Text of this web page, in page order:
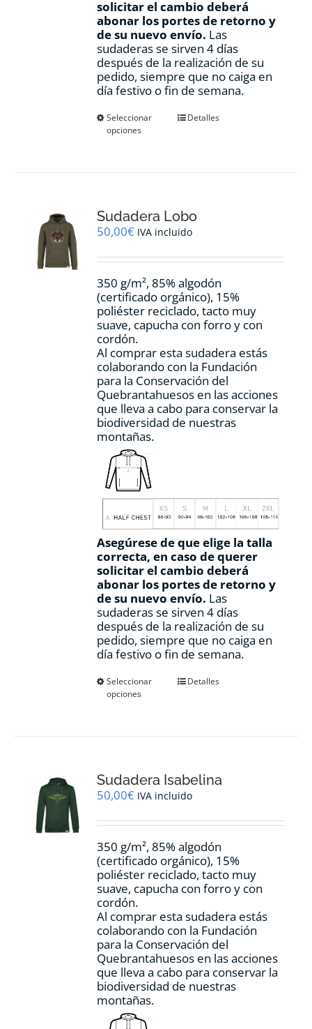
solicitar el cambio deberá
abonar los portes de retorno y
de su nuevo envío. Las
sudaderas se sirven 4 días
después de la realización de su
pedido, siempre que no caiga en
día festivo o fin de semana.
Seleccionar
opciones
Este
se
pueden
en
página
de
producto
Detalles
Sudadera Lobo
50,00€ IVA incluido
350 g/m², 85% algodón
(certificado orgánico), 15%
poliéster reciclado, tacto muy
suave, capucha con forro y con
cordón.
Al comprar esta sudadera estás
colaborando con la Fundación
para la Conservación del
Quebrantahuesos en las acciones
que lleva a cabo para conservar la
biodiversidad de nuestras
montañas.
Asegúrese de que elige la talla
correcta, en caso de querer
solicitar el cambio deberá
abonar los portes de retorno y
de su nuevo envío. Las
sudaderas se sirven 4 días
después de la realización de su
pedido, siempre que no caiga en
día festivo o fin de semana.
Seleccionar
opciones
Este
se
pueden
en
página
de
producto
Detalles
Sudadera Isabelina
50,00€ IVA incluido
350 g/m², 85% algodón
(certificado orgánico), 15%
poliéster reciclado, tacto muy
suave, capucha con forro y con
cordón.
Al comprar esta sudadera estás
colaborando con la Fundación
para la Conservación del
Quebrantahuesos en las acciones
que lleva a cabo para conservar la
biodiversidad de nuestras
montañas.